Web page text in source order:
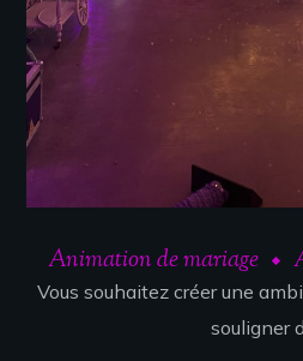
Animation de mariage
Vous souhaitez créer une
souligner